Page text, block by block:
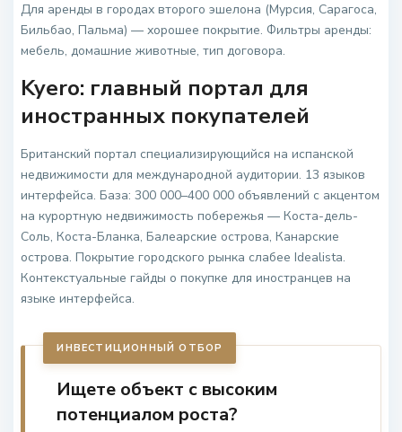
Для аренды в городах второго эшелона (Мурсия, Сарагоса,
Бильбао, Пальма) — хорошее покрытие. Фильтры аренды:
мебель, домашние животные, тип договора.
Kyero: главный портал для
иностранных покупателей
Британский портал специализирующийся на испанской
недвижимости для международной аудитории. 13 языков
интерфейса. База: 300 000–400 000 объявлений с акцентом
на курортную недвижимость побережья — Коста-дель-
Соль, Коста-Бланка, Балеарские острова, Канарские
острова. Покрытие городского рынка слабее Idealista.
Контекстуальные гайды о покупке для иностранцев на
языке интерфейса.
ИНВЕСТИЦИОННЫЙ ОТБОР
Ищете объект с высоким
потенциалом роста?